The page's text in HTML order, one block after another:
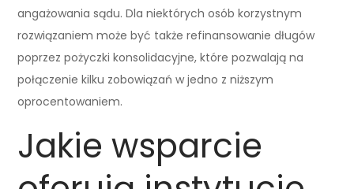
angażowania sądu. Dla niektórych osób korzystnym
rozwiązaniem może być także refinansowanie długów
poprzez pożyczki konsolidacyjne, które pozwalają na
połączenie kilku zobowiązań w jedno z niższym
oprocentowaniem.
Jakie wsparcie